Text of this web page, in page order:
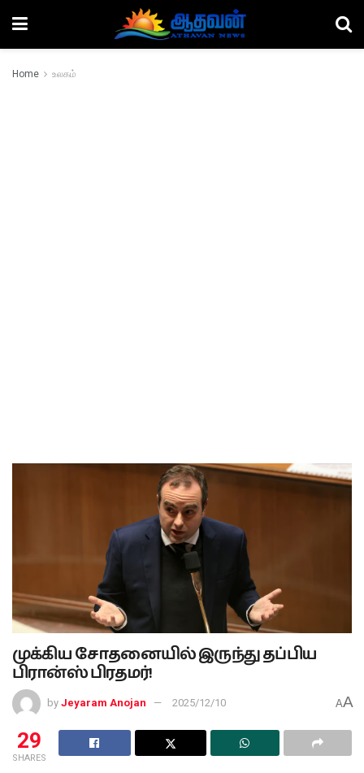
Home உலகம்
முக்கிய சோதனையில் இருந்து தப்பிய
பிரான்ஸ் பிரதமர்!
by Jeyaram Anojan 2025/12/10 AA
29
SHARES